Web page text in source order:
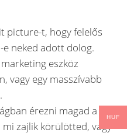
picture-t, hogy felelős
neked adott dolog.
eszköz
vagy egy masszívabb
érezni magad a
zajlik körülötted, vagy
HUF